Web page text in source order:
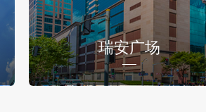
瑞安广场